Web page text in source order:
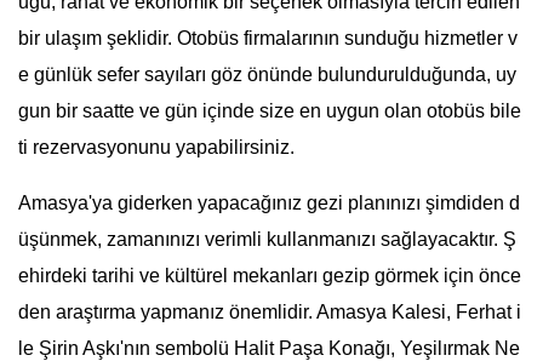
bir ulaşım şeklidir. Otobüs firmalarının sunduğu hizmetler v
e günlük sefer sayıları göz önünde bulundurulduğunda, uy
gun bir saatte ve gün içinde size en uygun olan otobüs bile
ti rezervasyonunu yapabilirsiniz.
Amasya'ya giderken yapacağınız gezi planınızı şimdiden d
üşünmek, zamanınızı verimli kullanmanızı sağlayacaktır. Ş
ehirdeki tarihi ve kültürel mekanları gezip görmek için önce
den araştırma yapmanız önemlidir. Amasya Kalesi, Ferhat i
le Şirin Aşkı'nın sembolü Halit Paşa Konağı, Yeşilırmak Ne